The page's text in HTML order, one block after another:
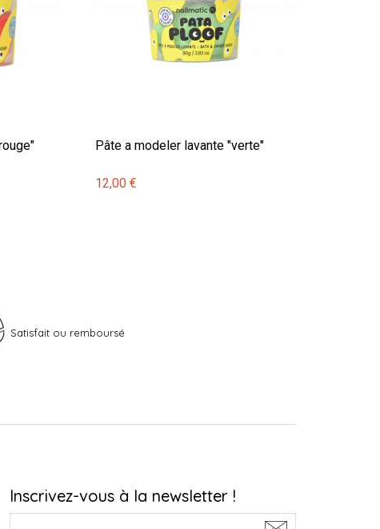
Pâte a modeler lavante "verte"
12,00 €
Satisfait ou remboursé
Inscrivez-vous à la newsletter !